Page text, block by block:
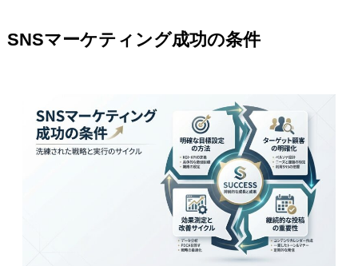
SNSマーケティング成功の条件